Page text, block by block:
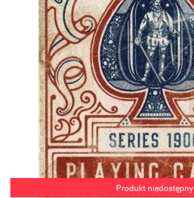
Produkt niedostępny